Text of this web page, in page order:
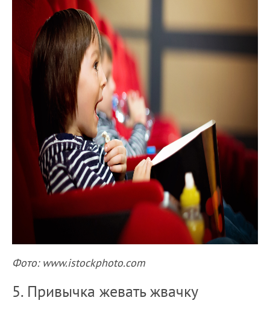
Фото: www.istockphoto.com
5. Привычка жевать жвачку